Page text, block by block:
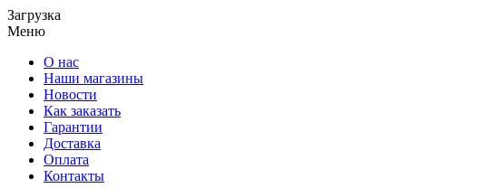
Загрузка
Меню
О нас
Наши магазины
Новости
Как заказать
Гарантии
Доставка
Оплата
Контакты